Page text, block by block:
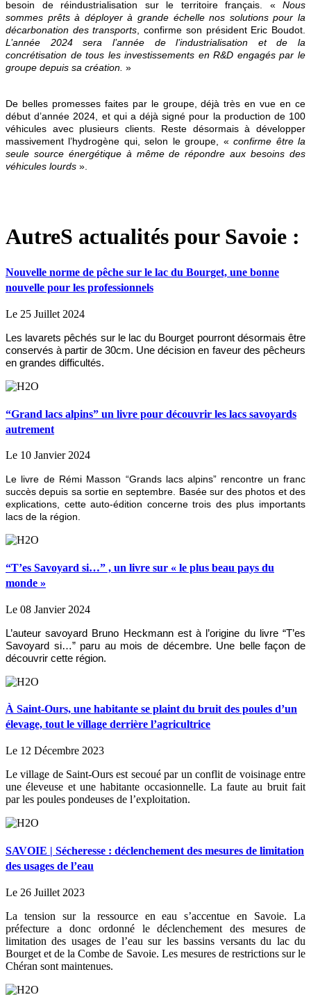
besoin de réindustrialisation sur le territoire français. « Nous
sommes prêts à déployer à grande échelle nos solutions pour la
décarbonation des transports, confirme son président Eric Boudot.
L’année 2024 sera l’année de l’industrialisation et de la
concrétisation de tous les investissements en R&D engagés par le
groupe depuis sa création. »
De belles promesses faites par le groupe, déjà très en vue en ce
début d’année 2024, et qui a déjà signé pour la production de 100
véhicules avec plusieurs clients. Reste désormais à développer
massivement l’hydrogène qui, selon le groupe, «confirme être la
seule source énergétique à même de répondre aux besoins des
véhicules lourds ».
AutreS actualités pour Savoie :
Nouvelle norme de pêche sur le lac du Bourget, une bonne
nouvelle pour les professionnels
Le 25 Juillet 2024
Les lavarets pêchés sur le lac du Bourget pourront désormais être
conservés à partir de 30cm. Une décision en faveur des pêcheurs
en grandes difficultés.
“Grand lacs alpins” un livre pour découvrir les lacs savoyards
autrement
Le 10 Janvier 2024
Le livre de Rémi Masson “Grands lacs alpins” rencontre un franc
succès depuis sa sortie en septembre. Basée sur des photos et des
explications, cette auto-édition concerne trois des plus importants
lacs de la région.
“T’es Savoyard si…” , un livre sur « le plus beau pays du
monde »
Le 08 Janvier 2024
L’auteur savoyard Bruno Heckmann est à l’origine du livre “T’es
Savoyard si…” paru au mois de décembre. Une belle façon de
découvrir cette région.
À Saint-Ours, une habitante se plaint du bruit des poules d’un
élevage, tout le village derrière l’agricultrice
Le 12 Décembre 2023
Le village de Saint-Ours est secoué par un conflit de voisinage entre
une éleveuse et une habitante occasionnelle. La faute au bruit fait
par les poules pondeuses de l’exploitation.
SAVOIE | Sécheresse : déclenchement des mesures de limitation
des usages de l’eau
Le 26 Juillet 2023
La tension sur la ressource en eau s’accentue en Savoie. La
préfecture a donc ordonné le déclenchement des mesures de
limitation des usages de l’eau sur les bassins versants du lac du
Bourget et de la Combe de Savoie. Les mesures de restrictions sur le
Chéran sont maintenues.